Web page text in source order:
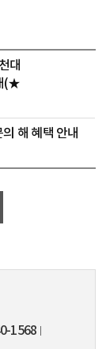
대
(★
해 혜택 안내
1568